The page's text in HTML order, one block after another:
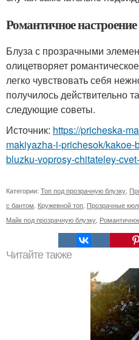
Романтичное настроение
Блуза с прозрачными
олицетворяет
легко чувствовать себя
получилось действительно
следующие советы.
Источник: https://pricheska-
makiyazha-i-prichesok/
bluzku-voprosy-chitateley-
Категории: Топ под прозрачную блузку,
с бантом, Кружевной топ, Прозрачные
Майк под прозрачную блузку,
Читайте также